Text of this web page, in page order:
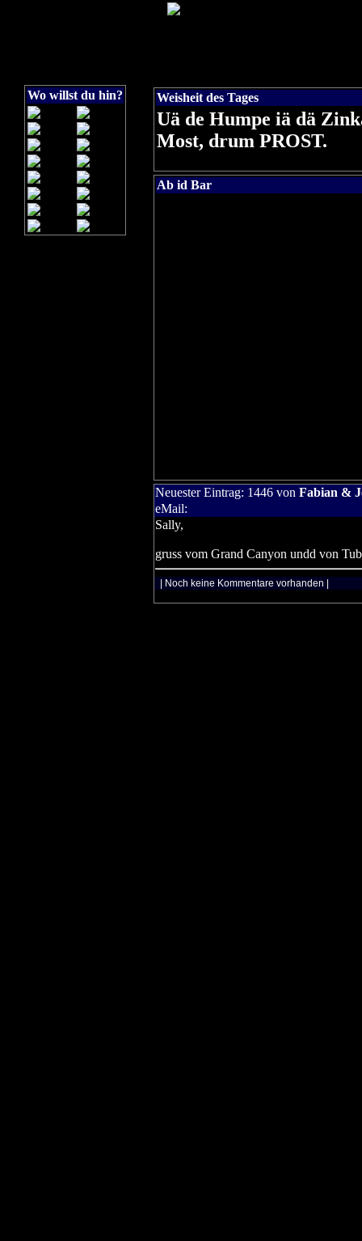
Wo willst du hin? Weisheit des Tages
Uä de Humpe iä dä
Most, drum PROST.
Ab id Bar
Neuester Eintrag: 1446 von Fabian &
eMail:
Sally,
gruss vom Grand Canyon undd von
| Noch keine Kommentare vorhanden |